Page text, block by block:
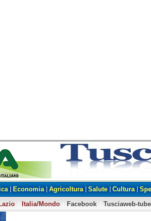
Economia Agricoltura Salute Cultura
Italia/Mondo Facebook Tusciaweb-tube